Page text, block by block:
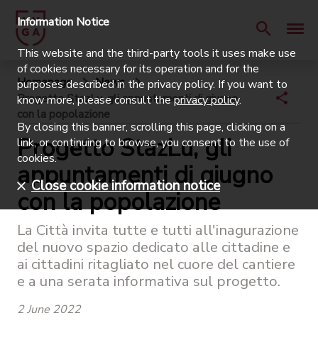
Homepage
News
Progetto StazLu, gli appuntamenti di giugno
con la popolazione
Progetto StazLu, gli
appuntamenti di giugno
con la popolazione
La Città invita tutte e tutti all'inagurazione
del nuovo spazio dedicato alle cittadine e
ai cittadini ritagliato nel cuore del cantiere
e a una serata informativa sul progetto.
2 June 2022
Information Notice
This website and the third-party tools it uses make use
of cookies necessary for its operation and for the
purposes described in the privacy policy. If you want to
know more, please consult theprivacy policy.
By closing this banner, scrolling this page, clicking on a
link, or continuing to browse, you consent to the use of
cookies.
Close cookie information notice